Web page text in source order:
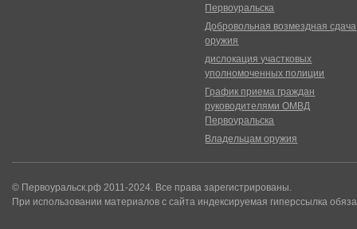
Первоуральска
Добровольная возмездная сдача
оружия
дислокация участковых
уполномоченных полиции
График приема граждан
руководителями ОМВД
Первоуральска
Владельцам оружия
© Первоуральск.рф 2011-2024. Все права зарегистрированы.
При использовании материалов с сайта индексируемая гиперссылка